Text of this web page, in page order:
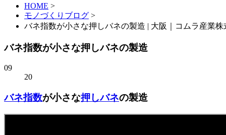
HOME >
モノづくりブログ >
バネ指数が小さな押しバネの製造 | 大阪｜コムラ産業株
バネ指数が小さな押しバネの製造
09
20
バネ指数が小さな押しバネの製造